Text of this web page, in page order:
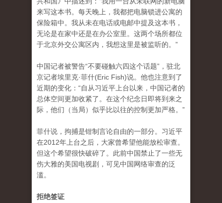
来写这本书。每天晚上，我都把电脑锁进公寓的
保险箱中。我从未在电话或电邮中提及这本书，
无论是在家中还是在办公室里。这两个场所都位
于北京外交公寓区内，我想这里是被监听的。”
中国记者被警告“不要碰触六四这个话题”，驻北
京记者埃里克·菲什(Eric Fish)说。他也注意到了
近期的变化：“自从习近平上台以来，中国记者的
总体空间更加收紧了。在这个纪念日即将到来之
际，他们（当局）似乎比以往的控制更加严格。”
菲什说，拘捕是钳制言论自由的一部分。习近平
在2012年上台之后，大家曾希望他能放松审查。
但这个希望很快破碎了。此前中国禁止了一些无
伤大雅的美国电视剧，可见中国网络审查的泛
滥。
拒绝签证